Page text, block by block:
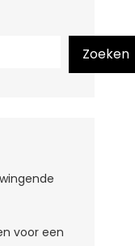
Zoeken
voor een